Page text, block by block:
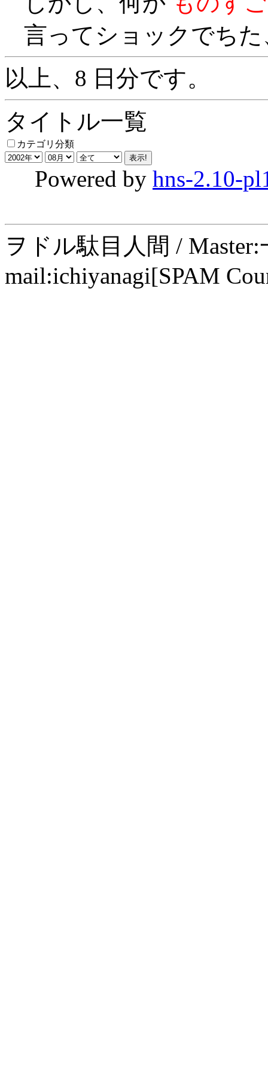
言ってショックでちた
以上、8 日分です。
タイトル一覧
カテゴリ分類
Powered by hns-2.10-
ヲドル駄目人間 /
mail:ichiyanagi[SPAM